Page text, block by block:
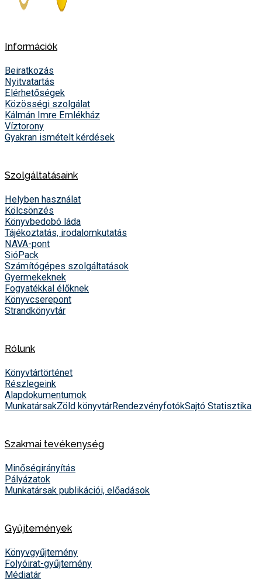
Információk
Beiratkozás
Nyitvatartás
Elérhetőségek
Közösségi szolgálat
Kálmán Imre Emlékház
Víztorony
Gyakran ismételt kérdések
Szolgáltatásaink
Helyben használat
Kölcsönzés
Könyvbedobó láda
Tájékoztatás, irodalomkutatás
NAVA-pont
SióPack
Számítógépes szolgáltatások
Gyermekeknek
Fogyatékkal élőknek
Könyvcserepont
Strandkönyvtár
Rólunk
Könyvtártörténet
Részlegeink
Alapdokumentumok
MunkatársakZöld könyvtárRendezvényfotókSajtó Statisztika
Szakmai tevékenység
Minőségirányítás
Pályázatok
Munkatársak publikációi, előadások
Gyűjtemények
Könyvgyűjtemény
Folyóirat-gyűjtemény
Médiatár